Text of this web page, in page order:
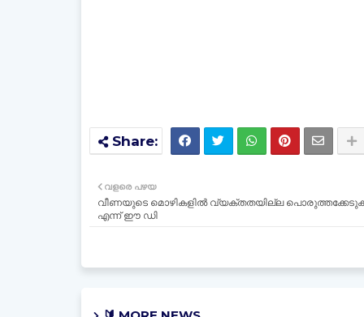
വളരെ പഴയ
വീണയുടെ മൊഴികളിൽ വ്യക്തതയില്ല
എന്ന് ഈ ഡി